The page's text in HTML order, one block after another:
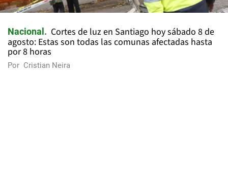
Nacional
Cortes de luz en Santiago hoy sábado 8 de
agosto: Estas son todas las comunas afectadas hasta
por 8 horas
Por Cristian Neira